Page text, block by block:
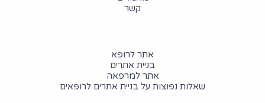
קשר
אתר לרופא
בניית אתרים
אתר למרפאה
שאלות נפוצות על בניית אתרים לרופאים